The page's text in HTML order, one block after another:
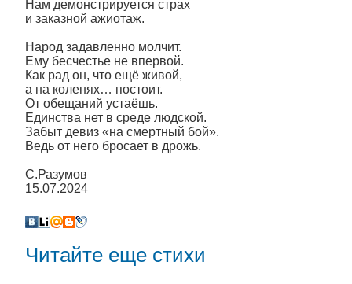
Нам демонстрируется страх
и заказной ажиотаж.
Народ задавленно молчит.
Ему бесчестье не впервой.
Как рад он, что ещё живой,
а на коленях… постоит.
От обещаний устаёшь.
Единства нет в среде людской.
Забыт девиз «на смертный бой».
Ведь от него бросает в дрожь.
С.Разумов
15.07.2024
Читайте еще стихи